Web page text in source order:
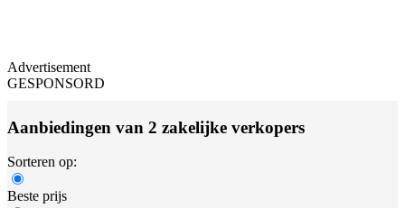
Advertisement
GESPONSORD
Aanbiedingen van 2 zakelijke verkopers
Sorteren op:
Beste prijs